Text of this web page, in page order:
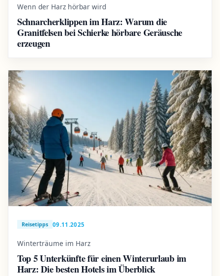
Wenn der Harz hörbar wird
Schnarcherklippen im Harz: Warum die
Granitfelsen bei Schierke hörbare Geräusche
erzeugen
Reisetipps 09.11.2025
Winterträume im Harz
Top 5 Unterkünfte für einen Winterurlaub im
Harz: Die besten Hotels im Überblick